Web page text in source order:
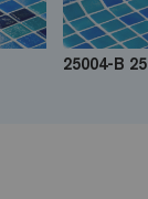
25004-B 25